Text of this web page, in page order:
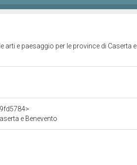
arti e paesaggio per le province di Caserta e
e Benevento